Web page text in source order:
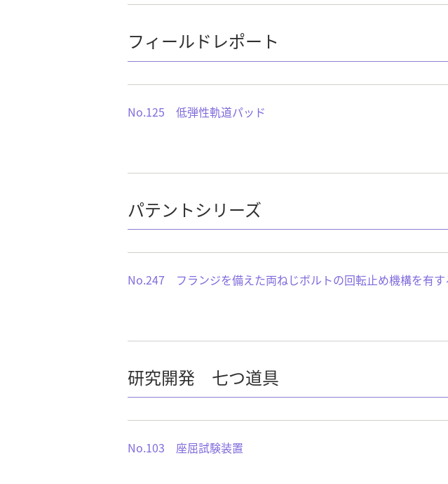
フィールドレポート
No.125 低弾性軌道パッド
パテントシリーズ
No.247 フランジを備えた両ねじボルトの回転止め機構を有す
研究開発 七つ道具
No.103 座屈試験装置